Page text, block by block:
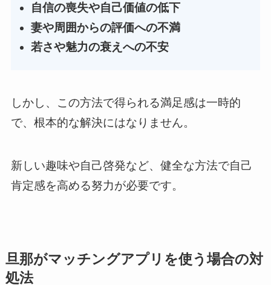
自信の喪失や自己価値の低下
妻や周囲からの評価への不満
若さや魅力の衰えへの不安
しかし、この方法で得られる満足感は一時的
で、根本的な解決にはなりません。
新しい趣味や自己啓発など、健全な方法で自己
肯定感を高める努力が必要です。
旦那がマッチングアプリを使う場合の対
処法